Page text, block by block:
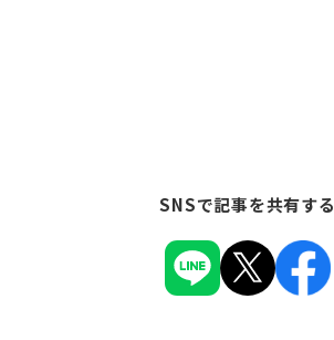
SNSで記事を共有する